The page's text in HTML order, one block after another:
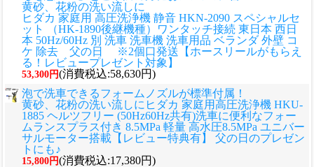
黄砂、花粉の洗い流しに
ヒダカ 家庭用 高圧洗浄機 静音 HKN-2090 スペシャルセ
ット （HK-1890後継機種）ワンタッチ接続 東日本 西日
本 50Hz/60Hz 別 洗車 洗車機 洗車用品 ベランダ 外壁 コ
ケ 除去 父の日 ※2個口発送【ホースリールがもらえ
る！レビュープレゼント対象】
53,300円(消費税込:58,630円)
泡で洗車できるフォームノズルが標準付属！
黄砂、花粉の洗い流しに ヒダカ 家庭用高圧洗浄機 HKU-
1885 ヘルツフリー (50Hz60Hz共有)洗車に便利なフォー
ムランスプラス付き 8.5MPa 軽量 高水圧8.5MPa ユニバー
サルモーター搭載【レビュー特典有】 父の日のプレゼン
トにも♪
15,800円(消費税込:17,380円)